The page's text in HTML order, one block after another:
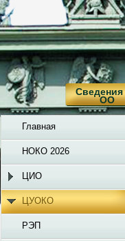
ОО
Главная
НОКО 2026
ЦИО
ЦУОКО
РЭП